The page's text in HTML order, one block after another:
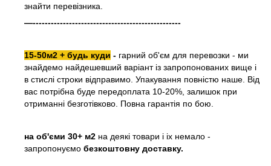
знайти перевізника.
—-------------------------------------------------
15-50м2 + будь куди - гарний об'єм для перевозки - ми
знайдемо найдешевший варіант із запропонованих вище і
в стислі строки відправимо. Упакування повністю наше. Від
вас потрібна буде передоплата 10-20%, залишок при
отриманні безготівково. Повна гарантія по бою.
на об'єми 30+ м2 на деякі товари і іх немало -
запропонуємо безкоштовну доставку.